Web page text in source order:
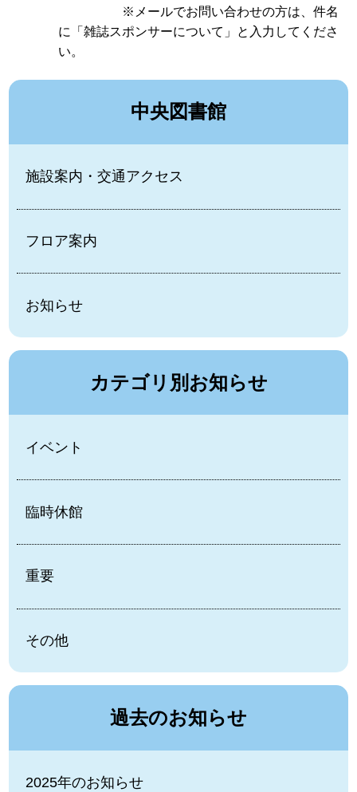
※メールでお問い合わせの方は、件名
に「雑誌スポンサーについて」と入力してくださ
い。
中央図書館
施設案内・交通アクセス
フロア案内
お知らせ
カテゴリ別お知らせ
イベント
臨時休館
重要
その他
過去のお知らせ
2025年のお知らせ